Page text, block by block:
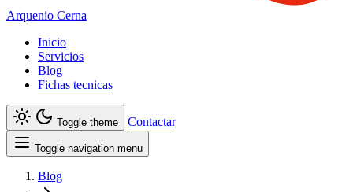
Arquenio Cerna
Inicio
Servicios
Blog
Fichas tecnicas
Toggle theme Contactar
Toggle navigation menu
Blog